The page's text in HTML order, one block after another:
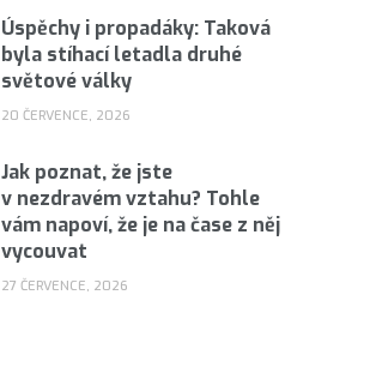
Úspěchy i propadáky: Taková
byla stíhací letadla druhé
světové války
20 ČERVENCE, 2026
Jak poznat, že jste
v nezdravém vztahu? Tohle
vám napoví, že je na čase z něj
vycouvat
27 ČERVENCE, 2026